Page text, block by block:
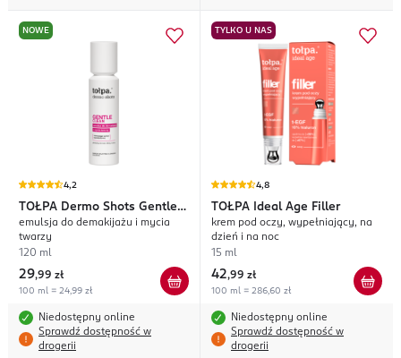
NOWE
4,2
TOŁPA Dermo Shots Gentle
Clean
emulsja do demakijażu i mycia
twarzy
120 ml
29,99 zł
100 ml = 24,99 zł
Niedostępny online
Sprawdź dostępność w
drogerii
TYLKO U NAS
4,8
TOŁPA Ideal Age Filler
krem pod oczy, wypełniający, na
dzień i na noc
15 ml
42,99 zł
100 ml = 286,60 zł
Niedostępny online
Sprawdź dostępność w
drogerii